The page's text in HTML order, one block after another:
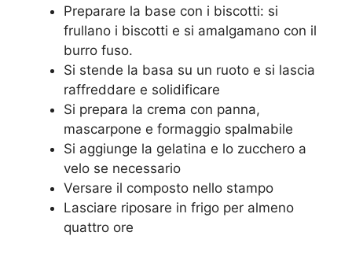
Preparare la base con i biscotti: si
frullano i biscotti e si amalgamano con il
burro fuso.
Si stende la basa su un ruoto e si lascia
raffreddare e solidificare
Si prepara la crema con panna,
mascarpone e formaggio spalmabile
Si aggiunge la gelatina e lo zucchero a
velo se necessario
Versare il composto nello stampo
Lasciare riposare in frigo per almeno
quattro ore